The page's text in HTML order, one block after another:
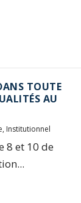
TOUTE
AU
, Institutionnel
8 et 10 de